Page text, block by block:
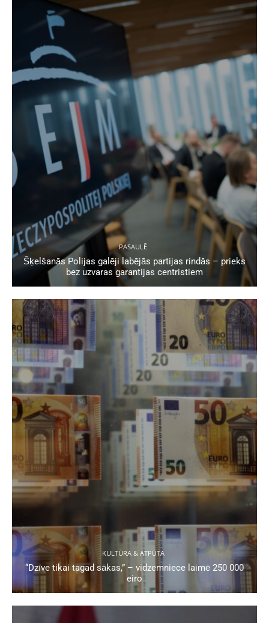
PASAULĒ
Šķelšanās Polijas galēji labējās partijas rindās – prieks
bez uzvaras garantijas centristiem
KULTŪRA & ATPŪTA
“Dzīve tikai tagad sākas,” – vidzemniece laimē 250 000
eiro